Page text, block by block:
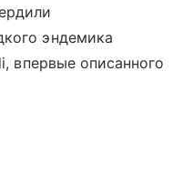
эндемика
впервые описанного